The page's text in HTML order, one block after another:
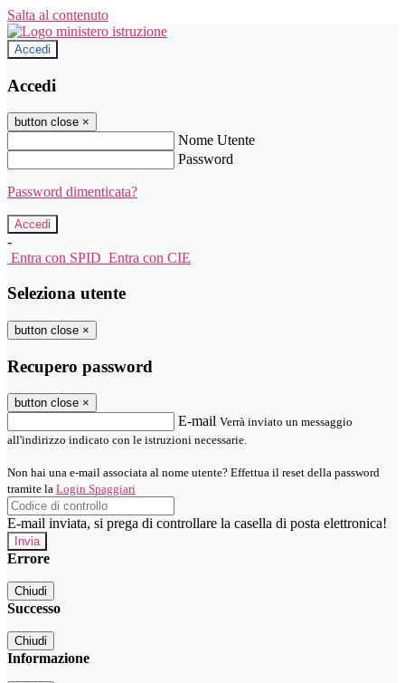
Salta al contenuto
Accedi
Accedi
button close ×
Nome Utente
Password
Password dimenticata?
-
Entra con SPID Entra con CIE
Seleziona utente
button close ×
Recupero password
button close ×
E-mail Verrà inviato un messaggio
all'indirizzo indicato con le istruzioni necessarie.
Non hai una e-mail associata al nome utente? Effettua il reset della password
tramite la Login Spaggiari
E-mail inviata, si prega di controllare la casella di posta elettronica!
Errore
Chiudi
Successo
Chiudi
Informazione